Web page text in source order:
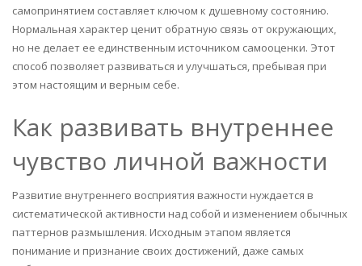
самопринятием составляет ключом к душевному состоянию.
Нормальная характер ценит обратную связь от окружающих,
но не делает ее единственным источником самооценки. Этот
способ позволяет развиваться и улучшаться, пребывая при
этом настоящим и верным себе.
Как развивать внутреннее
чувство личной важности
Развитие внутреннего восприятия важности нуждается в
систематической активности над собой и изменением обычных
паттернов размышления. Исходным этапом является
понимание и признание своих достижений, даже самых